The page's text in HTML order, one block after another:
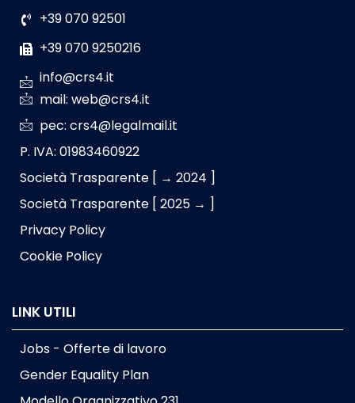
+39 070 92501
+39 070 9250216
info@crs4.it
mail: web@crs4.it
pec: crs4@legalmail.it
P. IVA: 01983460922
Società Trasparente [ → 2024 ]
Società Trasparente [ 2025 → ]
Privacy Policy
Cookie Policy
LINK UTILI
Jobs - Offerte di lavoro
Gender Equality Plan